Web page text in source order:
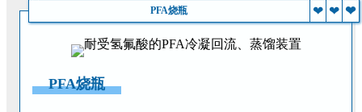
PFA烧瓶 ❤ ❤ ❤
PFA烧瓶